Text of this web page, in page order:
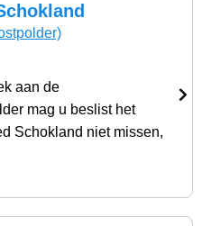
aan de
mag u beslist het
Schokland niet missen,